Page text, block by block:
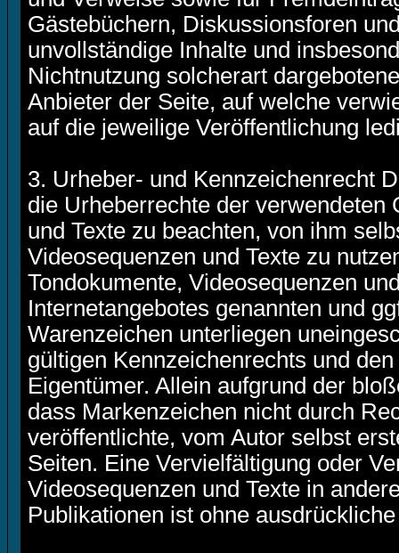
Gästebüchern, Diskussionsforen
unvollständige Inhalte und
Nichtnutzung solcherart
Anbieter der Seite, auf welche
auf die jeweilige Veröffentlichung
3. Urheber- und Kennzeichenrecht
die Urheberrechte der verwendeten
und Texte zu beachten, von ihm
Videosequenzen und Texte zu
Tondokumente, Videosequenzen
Internetangebotes genannten und
Warenzeichen unterliegen
gültigen Kennzeichenrechts und
Eigentümer. Allein aufgrund der
dass Markenzeichen nicht durch
veröffentlichte, vom Autor selbst
Seiten. Eine Vervielfältigung oder
Videosequenzen und Texte in
Publikationen ist ohne